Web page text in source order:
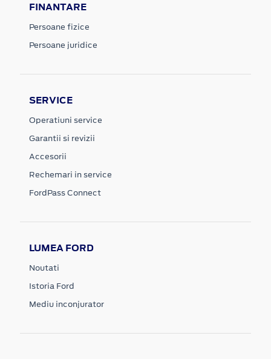
FINANTARE
Persoane fizice
Persoane juridice
SERVICE
Operatiuni service
Garantii si revizii
Accesorii
Rechemari in service
FordPass Connect
LUMEA FORD
Noutati
Istoria Ford
Mediu inconjurator